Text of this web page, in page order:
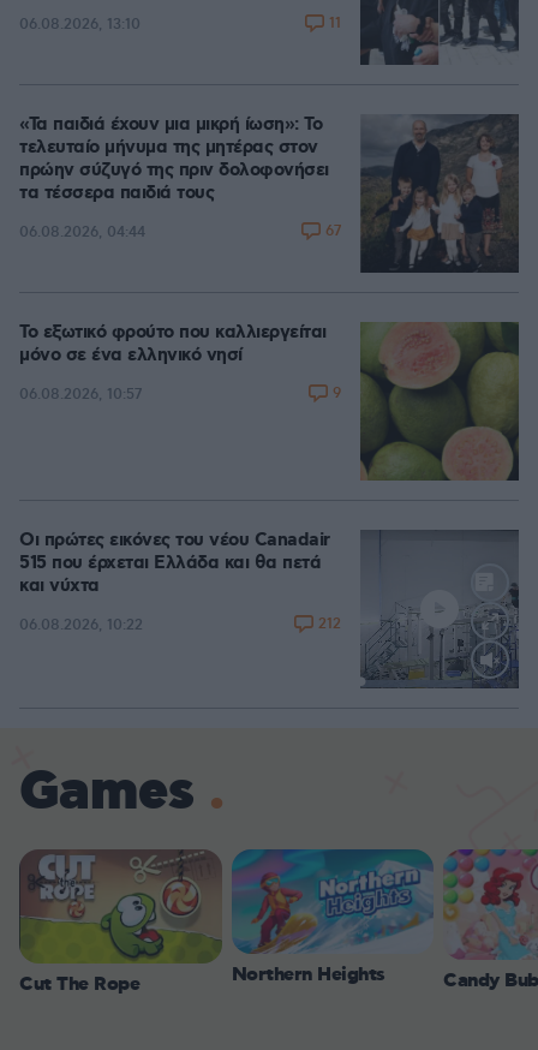
06.08.2026, 13:10 11
«Τα παιδιά έχουν μια μικρή ίωση»: Το
τελευταίο μήνυμα της μητέρας στον
πρώην σύζυγό της πριν δολοφονήσει
τα τέσσερα παιδιά τους
06.08.2026, 04:44 67
Το εξωτικό φρούτο που καλλιεργείται
μόνο σε ένα ελληνικό νησί
06.08.2026, 10:57 9
Loaded:
Οι πρώτες εικόνες του νέου Canadair
515 που έρχεται Ελλάδα και θα πετά
και νύχτα
06.08.2026, 10:22 212
Games
Cut The Rope Northern Heights Candy